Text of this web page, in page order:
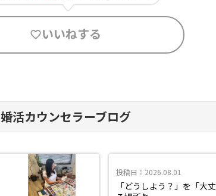
いいねする
婚活カウンセラーブログ
投稿日：2026.08.01
「どうしよう？」を「大